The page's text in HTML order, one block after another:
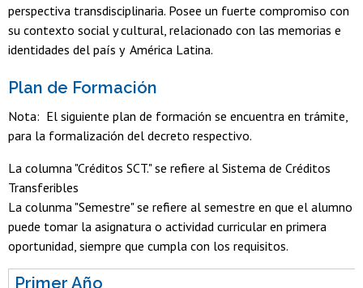
perspectiva transdisciplinaria. Posee un fuerte compromiso con
su contexto social y cultural, relacionado con las memorias e
identidades del país y América Latina.
Plan de Formación
Nota: El siguiente plan de formación se encuentra en trámite,
para la formalización del decreto respectivo.
La columna "Créditos SCT." se refiere al Sistema de Créditos
Transferibles
La colunma "Semestre" se refiere al semestre en que el alumno
puede tomar la asignatura o actividad curricular en primera
oportunidad, siempre que cumpla con los requisitos.
Primer Año